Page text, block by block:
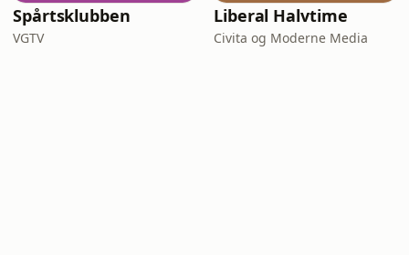
Spårtsklubben
VGTV
Liberal Halvtime
Civita og Moderne Media